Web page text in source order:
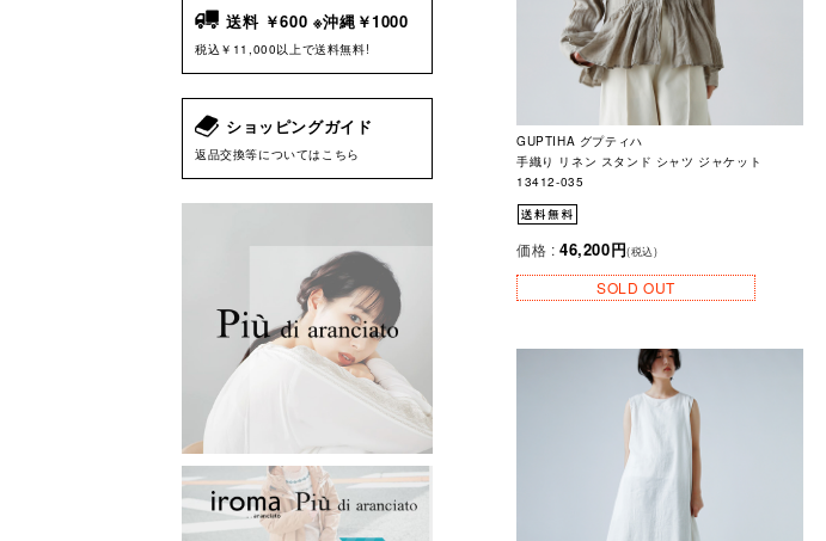
送料 ￥600 ※沖縄￥1000
税込￥11,000以上で送料無料!
ショッピングガイド
返品交換等についてはこちら
GUPTIHA グプティハ
手織り リネン スタンド シャツ ジャケット
13412-035
価格 : 46,200円(税込)
SOLD OUT